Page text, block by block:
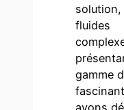
fluides
gamme
avons